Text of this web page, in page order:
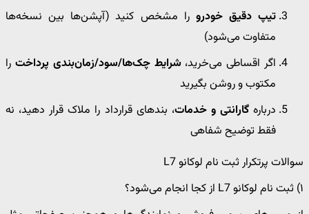
تیپ دقیق خودرو را مشخص کنید (آپشن‌ها بین نسخه‌ها
متفاوت می‌شود)
اگر اقساطی می‌خرید، شرایط چک‌ها/سود/زمان‌بندی پرداخت را
مکتوب و روشن بگیرید
دربارهگارانتی و خدمات، بندهای قرارداد را ملاک قرار دهید، نه
فقط توضیح شفاهی
سوالات پرتکرار ثبت نام لوکانو L7
۱) ثبت نام لوکانو L7 از کجا انجام می‌شود؟